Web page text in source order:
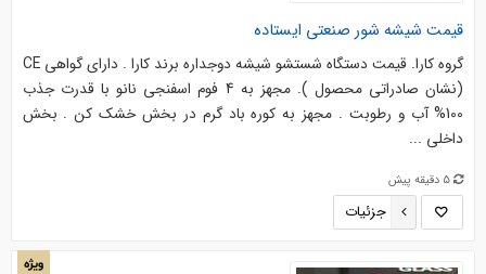
قیمت شیشه شور صنعتی ایستاده
گروه کارا. قیمت دستگاه شستشو شیشه دوجداره برند کارا . دارای گواهی CE
(نشان صادراتی محصول ). مجهز به 4 فوم اسفنجی نانو با قدرت جذب
100% آب و رطوبت . مجهز به کوره باد گرم در بخش خشک کن . بخش
داخلی ...
5 دقیقه پیش
جزئیات
ویژه